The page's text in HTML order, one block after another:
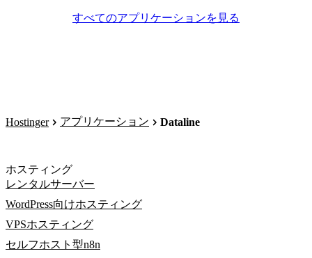
すべてのアプリケーションを見る
Hostinger アプリケーション Dataline
ホスティング
レンタルサーバー
WordPress向けホスティング
VPSホスティング
セルフホスト型n8n